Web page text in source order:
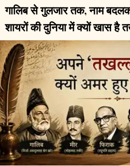
गालिब से गुलजार तक, नाम
शायरों की दुनिया में क्यों खास है